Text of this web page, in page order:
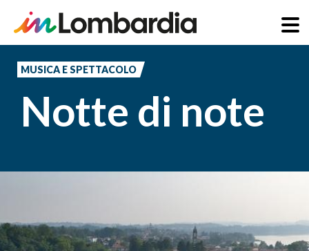
principale
MUSICA E SPETTACOLO
Notte di note